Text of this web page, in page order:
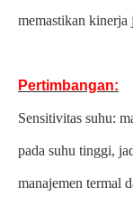
memastikan kinerja
Pertimbangan:
Sensitivitas suhu:
pada suhu tinggi,
manajemen termal